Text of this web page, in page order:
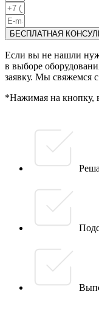
БЕСПЛАТНАЯ
Если вы не нашли
в выборе
заявку. Мы свяжемся
*Нажимая на кнопку,